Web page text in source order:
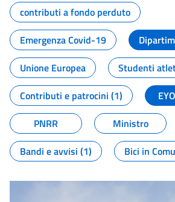
contributi a fondo perduto
Emergenza Covid-19
Unione Europea
Studenti
Contributi e patrocini (1)
PNRR
Ministro
Bandi e avvisi (1)
Bici in